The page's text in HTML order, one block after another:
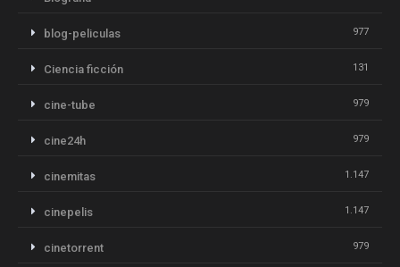
blog-peliculas 977
Ciencia ficción 131
cine-tube 979
cine24h 979
cinemitas 1.147
cinepelis 1.147
cinetorrent 979